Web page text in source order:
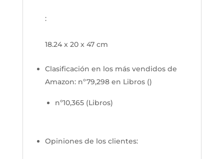
:
18.24 x 20 x 47 cm
Clasificación en los más vendidos de
Amazon: nº79,298 en Libros ()
nº10,365 (Libros)
Opiniones de los clientes: